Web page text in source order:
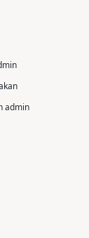
admin